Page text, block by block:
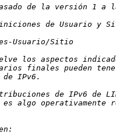
los aspectos
finales pueden
de IPv6 de
algo